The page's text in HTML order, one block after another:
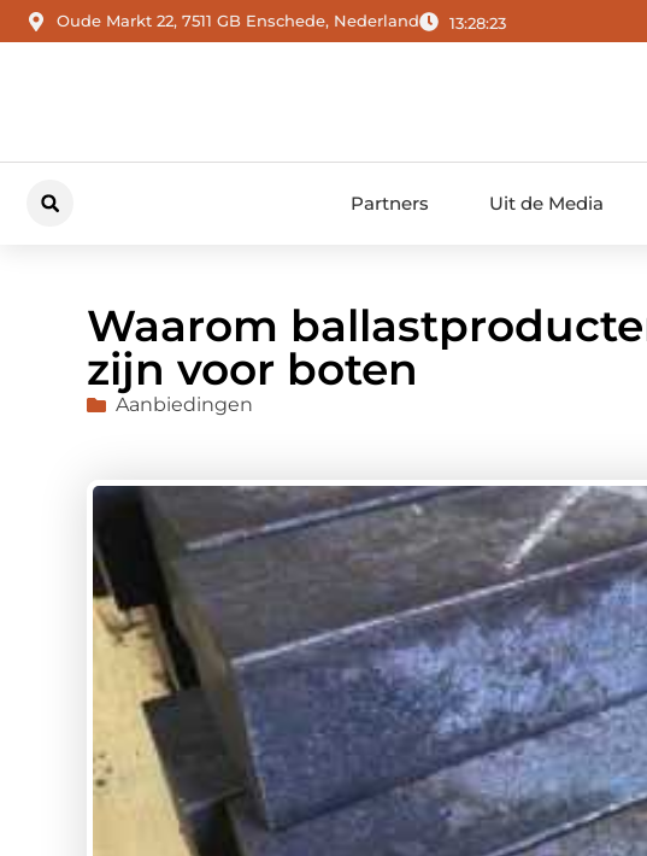
Oude Markt 22, 7511 GB Enschede, Nederland 13:28:24
Partners Uit de Media
Waarom
zijn voor boten
Aanbiedingen